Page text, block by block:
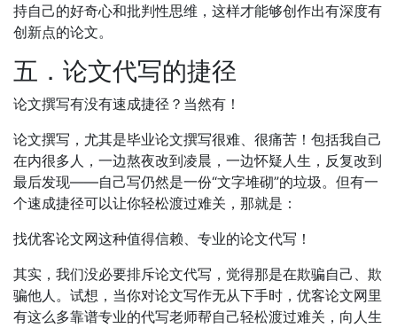
持自己的好奇心和批判性思维，这样才能够创作出有深度有
创新点的论文。
五．论文代写的捷径
论文撰写有没有速成捷径？当然有！
论文撰写，尤其是毕业论文撰写很难、很痛苦！包括我自己
在内很多人，一边熬夜改到凌晨，一边怀疑人生，反复改到
最后发现——自己写仍然是一份“文字堆砌”的垃圾。但有一
个速成捷径可以让你轻松渡过难关，那就是：
找优客论文网这种值得信赖、专业的论文代写！
其实，我们没必要排斥论文代写，觉得那是在欺骗自己、欺
骗他人。试想，当你对论文写作无从下手时，优客论文网里
有这么多靠谱专业的代写老师帮自己轻松渡过难关，向人生